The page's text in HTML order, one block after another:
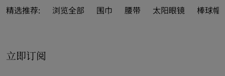
加至多 3 枚姓名缩写字母，缔造个人专属风范。
精选推荐: 浏览全部 围巾 腰带 太阳眼镜 棒球帽
立即订阅